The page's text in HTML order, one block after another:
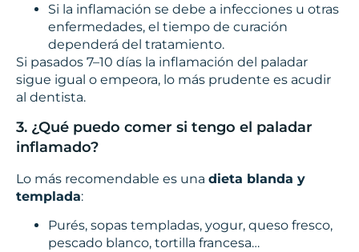
Si la inflamación se debe a infecciones u otras
enfermedades, el tiempo de curación
dependerá del tratamiento.
Si pasados 7–10 días la inflamación del paladar
sigue igual o empeora, lo más prudente es acudir
al dentista.
3. ¿Qué puedo comer si tengo el paladar
inflamado?
Lo más recomendable es una dieta blanda y
templada:
Purés, sopas templadas, yogur, queso fresco,
pescado blanco, tortilla francesa…